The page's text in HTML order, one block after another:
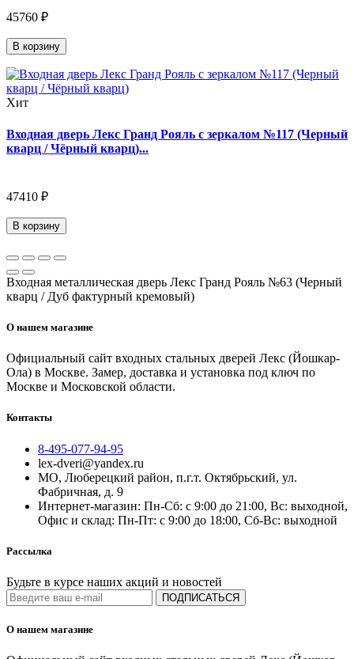
45760 ₽
В корзину
Хит
Входная дверь Лекс Гранд Рояль с зеркалом №117 (Черный
кварц / Чёрный кварц)...
47410 ₽
В корзину
Входная металлическая дверь Лекс Гранд Рояль №63 (Черный
кварц / Дуб фактурный кремовый)
О нашем магазине
Официальный сайт входных стальных дверей Лекс (Йошкар-
Ола) в Москве. Замер, доставка и установка под ключ по
Москве и Московской области.
Контакты
8-495-077-94-95
lex-dveri@yandex.ru
МО, Люберецкий район, п.г.т. Октябрьский, ул.
Фабричная, д. 9
Интернет-магазин: Пн-Сб: с 9:00 до 21:00, Вс: выходной,
Офис и склад: Пн-Пт: с 9:00 до 18:00, Сб-Вс: выходной
Рассылка
Будьте в курсе наших акций и новостей
ПОДПИСАТЬСЯ
О нашем магазине